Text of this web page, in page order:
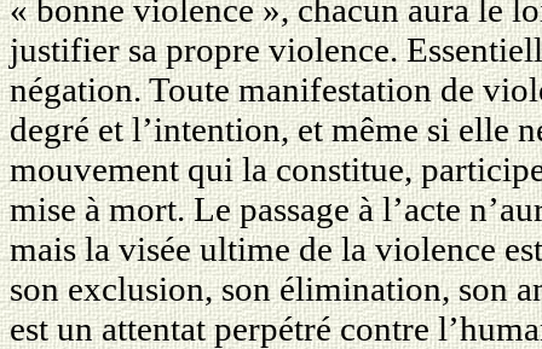
« bonne violence », chacun aura le
justifier sa propre violence.
négation. Toute manifestation de
degré et l’intention, et même si elle
mouvement qui la constitue,
mise à mort. Le passage à l’acte
mais la visée ultime de la violence
son exclusion, son élimination, son
est un attentat perpétré contre